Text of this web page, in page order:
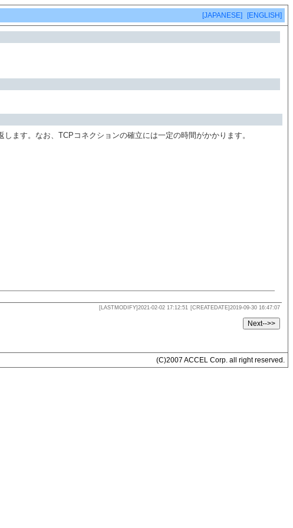
[JAPANESE] [ENGLISH]
ます。なお、TCPコネクションの確立には一定の時間がかかります。
[LASTMODIFY]2021-02-02 17:12:51 [CREATEDATE]2019-09-30 16:47:07
(C)2007 ACCEL Corp. all right reserved.